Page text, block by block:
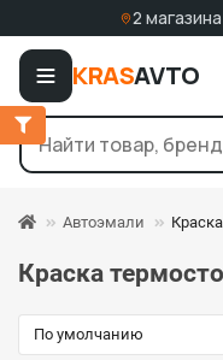
2
KRASAVTO
Автоэмали
Краска